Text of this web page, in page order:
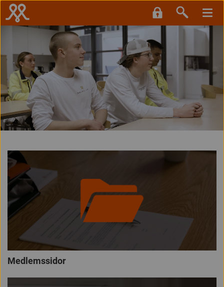
Medlemssidor